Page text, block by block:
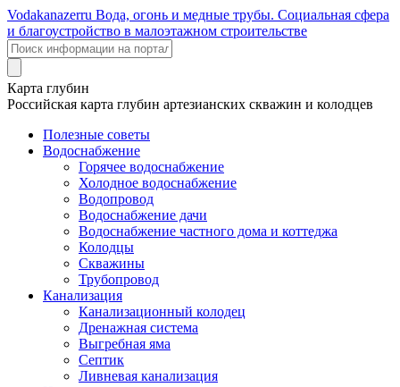
Vodakanazerru Вода, огонь и медные трубы. Социальная сфера
и благоустройство в малоэтажном строительстве
Карта глубин
Российская карта глубин артезианских скважин и колодцев
Полезные советы
Водоснабжение
Горячее водоснабжение
Холодное водоснабжение
Водопровод
Водоснабжение дачи
Водоснабжение частного дома и коттеджа
Колодцы
Скважины
Трубопровод
Канализация
Канализационный колодец
Дренажная система
Выгребная яма
Септик
Ливневая канализация